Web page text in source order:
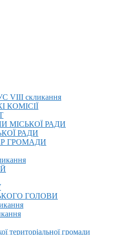
скликання
КОМІСІЇ
МІСЬКОЇ РАДИ
РАДИ
ГРОМАДИ
ГОЛОВИ
територіальної громади